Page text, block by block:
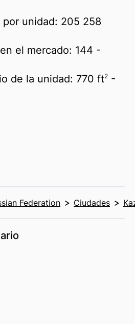
unidad: 205 258
el mercado: 144 -
de la unidad: 770 ft2 -
Federation Ciudades